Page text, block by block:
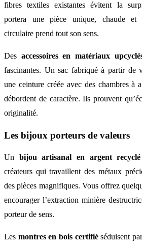
fibres textiles existantes évitent la
portera une pièce unique, chaude et
circulaire prend tout son sens.
Des accessoires en matériaux
fascinantes. Un sac fabriqué à partir de
une ceinture créée avec des chambres à
débordent de caractère. Ils prouvent
originalité.
Les bijoux porteurs de valeurs
Un bijou artisanal en argent recyclé
créateurs qui travaillent des métaux
des pièces magnifiques. Vous offrez
encourager l’extraction minière
porteur de sens.
Les montres en bois certifiéséduisent